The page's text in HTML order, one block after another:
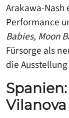
Arakawa-
Performance
Babies, Moon
Fürsorge als
die
Spanien:
Vilanova